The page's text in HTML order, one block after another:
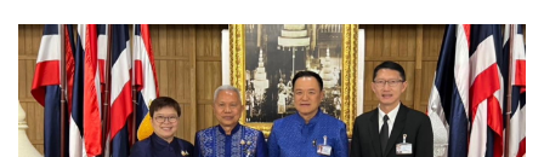
ก่อนสงกรานต์ เพราะตอนนี้มีวิกฤติต่างๆ รุมเร้า หากมีรัฐบาลที่มี
อำนาจเต็ม จะทำงานได้อย่างมีประสิทธิภาพ